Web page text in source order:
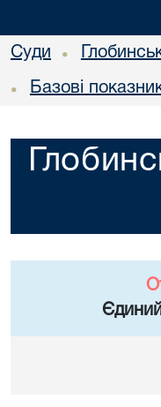
Суди •
• Базові